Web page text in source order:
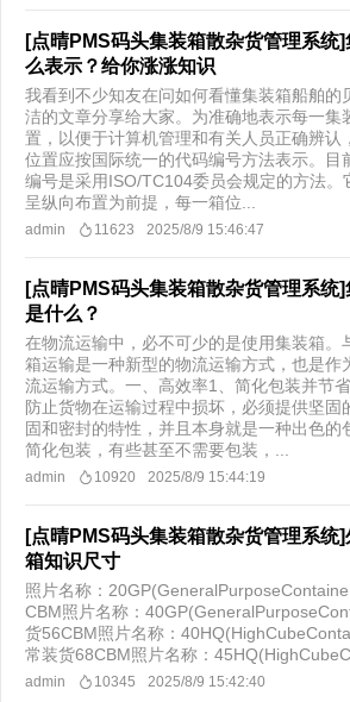
[点晴PMS码头集装箱散杂货管理系统
么表示？给你涨涨知识
我看到不少知友在问如何看懂集装箱船舶的
洁的文章分享给大家。为准确地表示每一集
置，以便于计算机管理和有关人员正确辨认
位置应按国际统一的代码编号方法表示。目
编号是采用ISO/TC104委员会规定的方法。
呈纵向布置为前提，每一箱位...
admin 11623 2025/8/9 15:46:47
[点晴PMS码头集装箱散杂货管理系统
是什么？
在物流运输中，必不可少的是使用集装箱。
箱运输是一种新型的物流运输方式，也是作
流运输方式。一、高效率1、简化包装并节
防止货物在运输过程中损坏，必须提供坚固
固和密封的特性，并且本身就是一种出色的
简化包装，有些甚至不需要包装，...
admin 10920 2025/8/9 15:44:19
[点晴PMS码头集装箱散杂货管理系统
箱知识尺寸
照片名称：
CBM照片名称：
货56CBM照片名称：
常装货68CBM照片名称：
admin 10345 2025/8/9 15:42:40